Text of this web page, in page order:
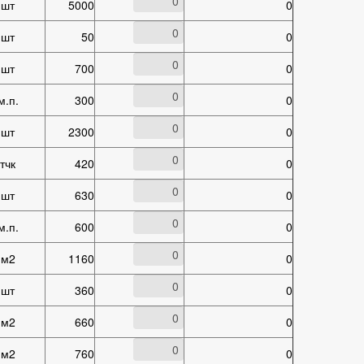
шт 5000
0
шт
50
0
шт
700
0
300
0
шт
2300
0
тчк
420
0
шт
630
0
600
0
м2
1160
0
шт
360
0
м2
660
0
м2
760 0